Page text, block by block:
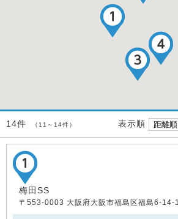
14件 （11～14件） 表示順
梅田SS
〒553-0003 大阪府大阪市福島区福島6-14-1